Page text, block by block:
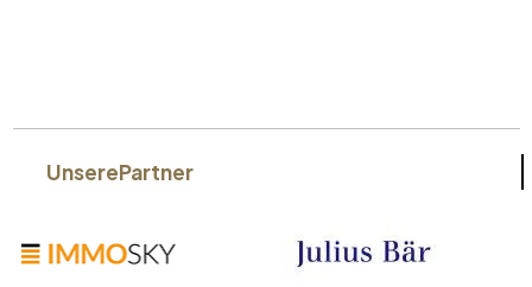
UnserePartner